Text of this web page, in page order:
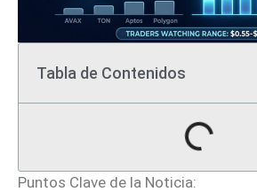
Tabla de Contenidos
Puntos Clave de la Noticia: